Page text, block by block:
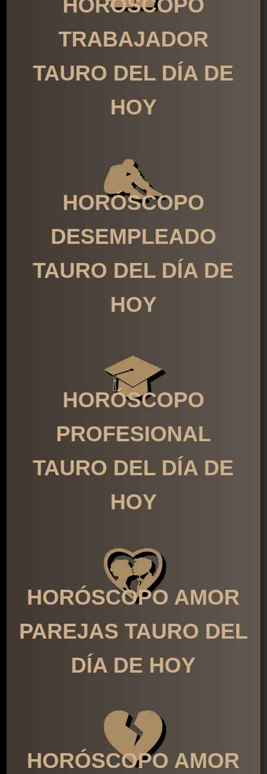
HORÓSCOPO
TRABAJADOR
TAURO DEL DÍA DE
HOY
HORÓSCOPO
DESEMPLEADO
TAURO DEL DÍA DE
HOY
HORÓSCOPO
PROFESIONAL
TAURO DEL DÍA DE
HOY
HORÓSCOPO AMOR
PAREJAS TAURO DEL
DÍA DE HOY
HORÓSCOPO AMOR